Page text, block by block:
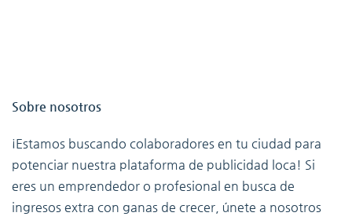
Sobre nosotros
¡Estamos buscando colaboradores en tu ciudad para
potenciar nuestra plataforma de publicidad loca! Si
eres un emprendedor o profesional en busca de
ingresos extra con ganas de crecer, únete a nosotros